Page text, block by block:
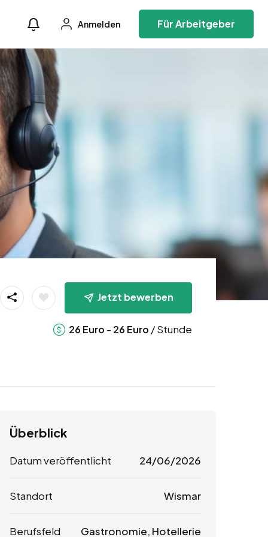
Anmelden Für Arbeitgeber
Jetzt bewerben
26 Euro - 26 Euro / Stunde
Überblick
Datum veröffentlicht 24/06/2026
Standort Wismar
Berufsfeld Gastronomie, Hotellerie